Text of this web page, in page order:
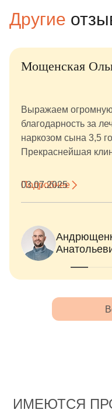
Другие
Мощенская
Выражаем
благодарность за
наркозом сына 3,5
Прекраснейшая
высшем уровне - к
делают, сколько
врач-анестезиолог
Екатерина
рядом и помогала
из этого состояния.
глав.врач
Подробнее
03.07.2025
ИМЕЮТСЯ